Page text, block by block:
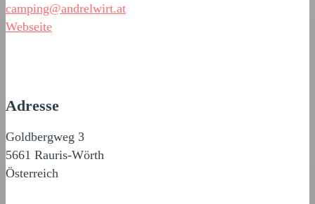
camping@andrelwirt.at
Webseite
Adresse
Goldbergweg 3
5661 Rauris-Wörth
Österreich